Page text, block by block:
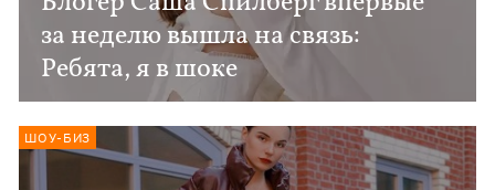
за неделю вышла на связь:
Ребята, я в шоке
ШОУ-БИЗ